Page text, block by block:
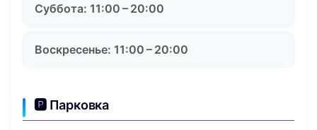
Суббота: 11:00 – 20:00
Воскресенье: 11:00 – 20:00
🅿️ Парковка